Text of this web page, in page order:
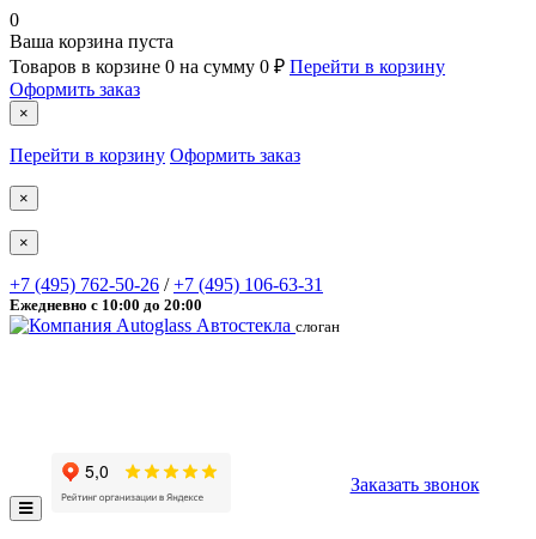
0
Ваша корзина пуста
Товаров в корзине 0 на сумму 0 ₽ Перейти в корзину
Оформить заказ
×
Перейти в корзину Оформить заказ
×
×
+7 (495) 762-50-26 /+7 (495) 106-63-31
Ежедневно с 10:00 до 20:00
Заказать звонок
Автостекла слоган